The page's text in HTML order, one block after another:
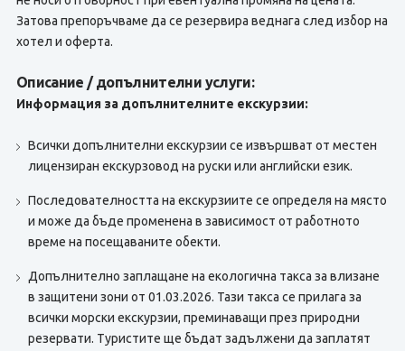
Затова препоръчваме да се резервира веднага след избор на
хотел и оферта.
Описание / допълнителни услуги:
Информация за допълнителните екскурзии:
Всички допълнителни екскурзии се извършват от местен
лицензиран екскурзовод на руски или английски език.
Последователността на екскурзиите се определя на място
и може да бъде променена в зависимост от работното
време на посещаваните обекти.
Допълнително заплащане на екологична такса за влизане
в защитени зони от 01.03.2026. Тази такса се прилага за
всички морски екскурзии, преминаващи през природни
резервати. Туристите ще бъдат задължени да заплатят